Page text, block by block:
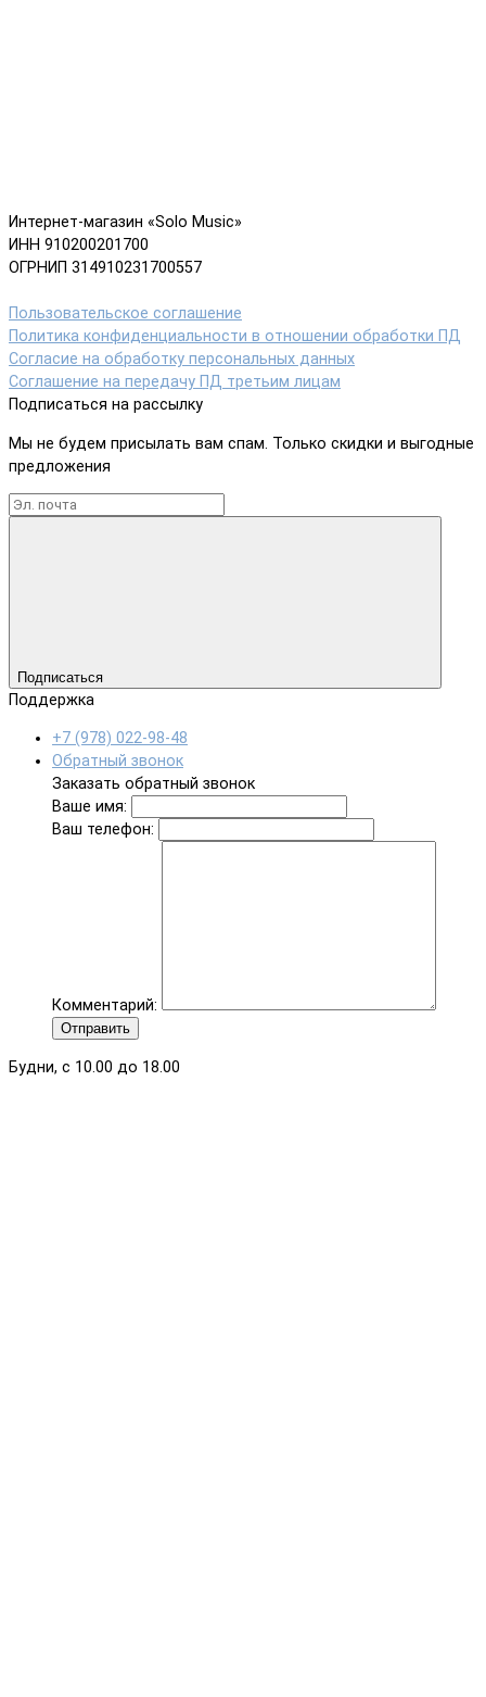
Интернет-магазин «Solo Music»
ИНН 910200201700
ОГРНИП 314910231700557
Пользовательское соглашение
Политика конфиденциальности в отношении обработки ПД
Согласие на обработку персональных данных
Соглашение на передачу ПД третьим лицам
Подписаться на рассылку
Мы не будем присылать вам спам. Только скидки и выгодные
предложения
Подписаться
Поддержка
+7 (978) 022-98-48
Обратный звонок
Заказать обратный звонок
Ваше имя:
Ваш телефон:
Комментарий:
Отправить
Будни, с 10.00 до 18.00